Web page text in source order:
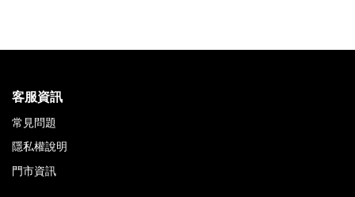
客服資訊
常見問題
隱私權說明
門市資訊